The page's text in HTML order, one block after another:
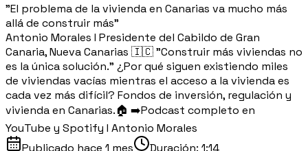
"El problema de la vivienda en Canarias va mucho más
allá de construir más"
Antonio Morales I Presidente del Cabildo de Gran
Canaria, Nueva Canarias 🇮🇨 "Construir más viviendas no
es la única solución." ¿Por qué siguen existiendo miles
de viviendas vacías mientras el acceso a la vivienda es
cada vez más difícil? Fondos de inversión, regulación y
vivienda en Canarias.🏠 ➡️Podcast completo en
YouTube y Spotify I Antonio Morales
Publicado hace 1 mes Duración: 1:14